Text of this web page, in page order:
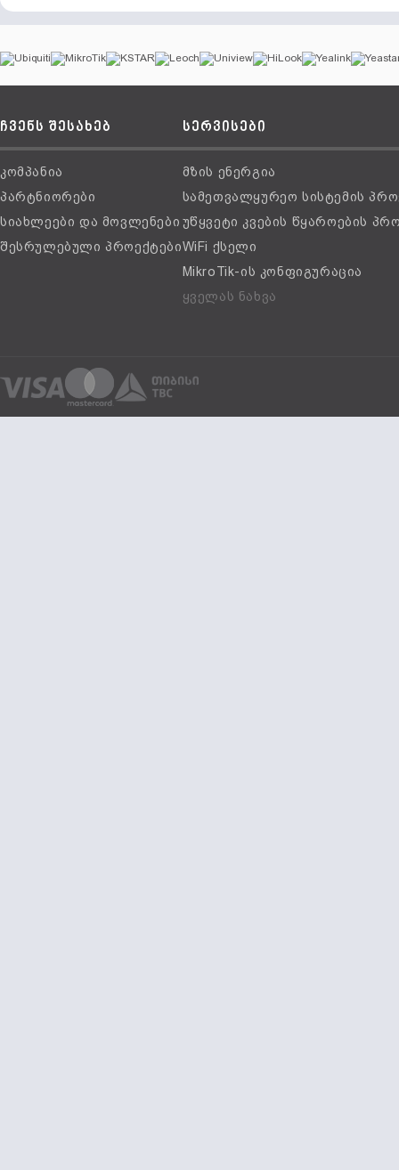
ჩვენს შესახებ
კომპანია
პარტნიორები
სიახლეები და მოვლენები
შესრულებული პროექტები
სერვისები
მზის ენერგია
სამეთვალყურეო სისტემის
უწყვეტი კვების წყაროების
WiFi ქსელი
MikroTik-ის კონფიგურაცია
ყველას ნახვა